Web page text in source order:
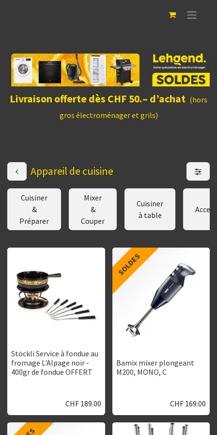
Livraison offerte dès CHF 50.– d’achat (hors
gros électroménager et grils)
Appareil de cuisine
Cuisiner
&
Préparer
Mixer
&
Couper
Cuisiner
à table
Stöckli Service à fondue au
fromage L'Alpage noir -
400gr de fondue OFFERT
CHF 189.00
SOLDES
Bamix mixer plongeant
M200, MONO, C
CHF 169.00